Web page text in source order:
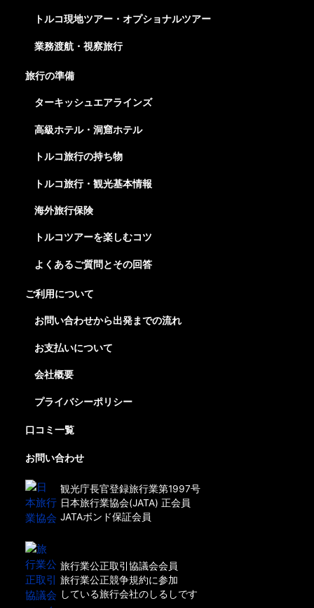
トルコ現地ツアー・オプショナルツアー
業務渡航・視察旅行
旅行の準備
ターキッシュエアラインズ
高級ホテル・洞窟ホテル
トルコ旅行の持ち物
トルコ旅行・観光基本情報
海外旅行保険
トルコツアーを楽しむコツ
よくあるご質問とその回答
ご利用について
お問い合わせから出発までの流れ
お支払いについて
会社概要
プライバシーポリシー
口コミ一覧
お問い合わせ
観光庁長官登録旅行業第1997号
日本旅行業協会(JATA) 正会員
JATAボンド保証会員
旅行業公正取引協議会会員
旅行業公正競争規約に参加
している旅行会社のしるしです